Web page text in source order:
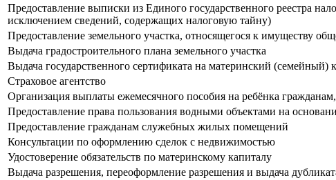
Предоставление выписки из Единого государственного реестра
исключением сведений, содержащих налоговую тайну)
Предоставление земельного участка, относящегося к имуществу
Выдача градостроительного плана земельного участка
Выдача государственного сертификата на материнский (семейный)
Страховое агентство
Организация выплаты ежемесячного пособия на ребёнка
Предоставление права пользования водными объектами на
Предоставление гражданам служебных жилых помещений
Консультации по оформлению сделок с недвижимостью
Удостоверение обязательств по материнскому капиталу
Выдача разрешения, переоформление разрешения и выдача